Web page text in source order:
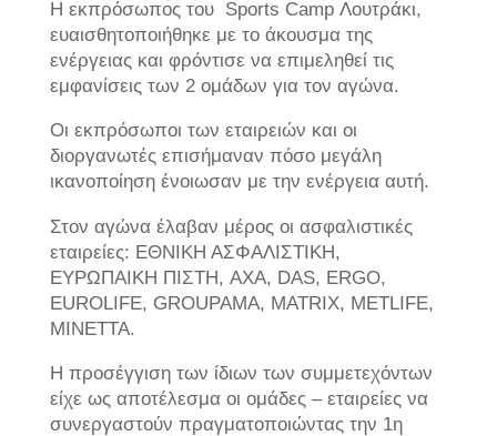
Η εκπρόσωπος του Sports Camp Λουτράκι,
ευαισθητοποιήθηκε με το άκουσμα της
ενέργειας και φρόντισε να επιμεληθεί τις
εμφανίσεις των 2 ομάδων για τον αγώνα.
Οι εκπρόσωποι των εταιρειών και οι
διοργανωτές επισήμαναν πόσο μεγάλη
ικανοποίηση ένοιωσαν με την ενέργεια αυτή.
Στον αγώνα έλαβαν μέρος οι ασφαλιστικές
εταιρείες: ΕΘΝΙΚΗ ΑΣΦΑΛΙΣΤΙΚΗ,
ΕΥΡΩΠΑΙΚΗ ΠΙΣΤΗ, AXA, DAS, ERGO,
EUROLIFE, GROUPAMA, MATRIX, METLIFE,
MINETTA.
Η προσέγγιση των ίδιων των συμμετεχόντων
είχε ως αποτέλεσμα οι ομάδες – εταιρείες να
συνεργαστούν πραγματοποιώντας την 1η